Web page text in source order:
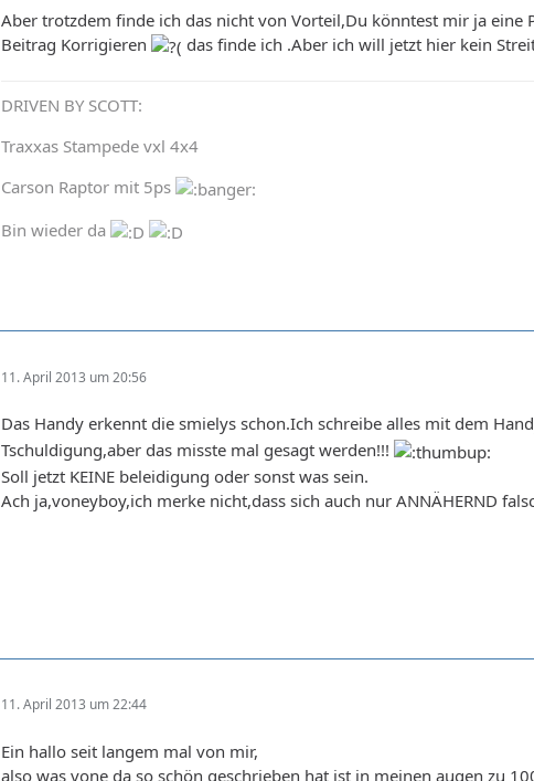
Aber trotzdem finde ich das nicht von Vorteil,Du könntest mir ja
Beitrag Korrigieren
das finde ich .Aber ich will jetzt hier kein
DRIVEN BY SCOTT:
Traxxas Stampede vxl 4x4
Carson Raptor mit 5ps
Bin wieder da
11. April 2013 um 20:56
Das Handy erkennt die smielys schon.Ich schreibe alles mit dem
Tschuldigung,aber das misste mal gesagt werden!!!
Soll jetzt KEINE beleidigung oder sonst was sein.
Ach ja,voneyboy,ich merke nicht,dass sich auch nur ANNÄHERND
11. April 2013 um 22:44
Ein hallo seit langem mal von mir,
also was vone da so schön geschrieben hat ist in meinen augen zu